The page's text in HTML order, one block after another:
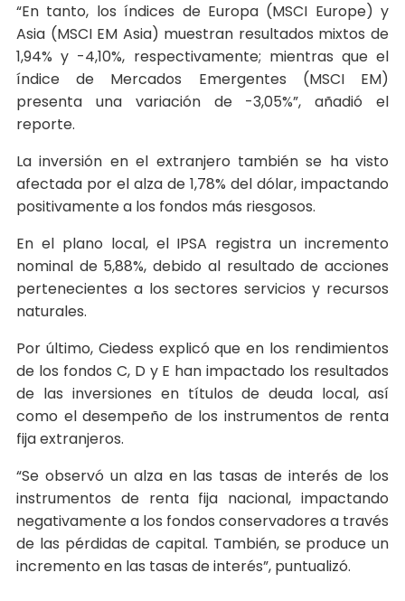
“En tanto, los índices de Europa (MSCI Europe) y
Asia (MSCI EM Asia) muestran resultados mixtos de
1,94% y -4,10%, respectivamente; mientras que el
índice de Mercados Emergentes (MSCI EM)
presenta una variación de -3,05%”, añadió el
reporte.
La inversión en el extranjero también se ha visto
afectada por el alza de 1,78% del dólar, impactando
positivamente a los fondos más riesgosos.
En el plano local, el IPSA registra un incremento
nominal de 5,88%, debido al resultado de acciones
pertenecientes a los sectores servicios y recursos
naturales.
Por último, Ciedess explicó que en los rendimientos
de los fondos C, D y E han impactado los resultados
de las inversiones en títulos de deuda local, así
como el desempeño de los instrumentos de renta
fija extranjeros.
“Se observó un alza en las tasas de interés de los
instrumentos de renta fija nacional, impactando
negativamente a los fondos conservadores a través
de las pérdidas de capital. También, se produce un
incremento en las tasas de interés”, puntualizó.